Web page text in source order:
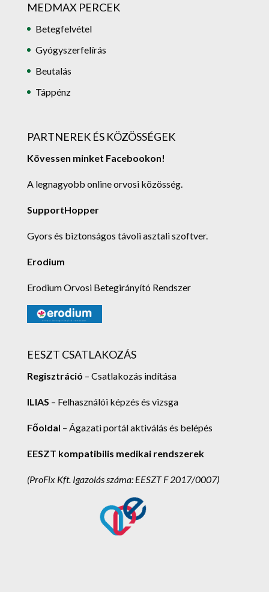
MEDMAX PERCEK
Betegfelvétel
Gyógyszerfelírás
Beutalás
Táppénz
PARTNEREK ÉS KÖZÖSSÉGEK
Kövessen minket Facebookon!
A legnagyobb online orvosi közösség.
SupportHopper
Gyors és biztonságos távoli asztali szoftver.
Erodium
Erodium Orvosi Betegirányító Rendszer
EESZT CSATLAKOZÁS
Regisztráció – Csatlakozás indítása
ILIAS – Felhasználói képzés és vizsga
Főoldal – Ágazati portál aktiválás és belépés
EESZT kompatibilis medikai rendszerek
(ProFix Kft. Igazolás száma: EESZT F 2017/0007)